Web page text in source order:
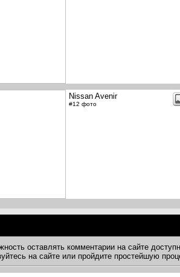
Nissan Avenir
#12 фото
оставлять комментарии на сайте
на сайте или пройдите простейшую